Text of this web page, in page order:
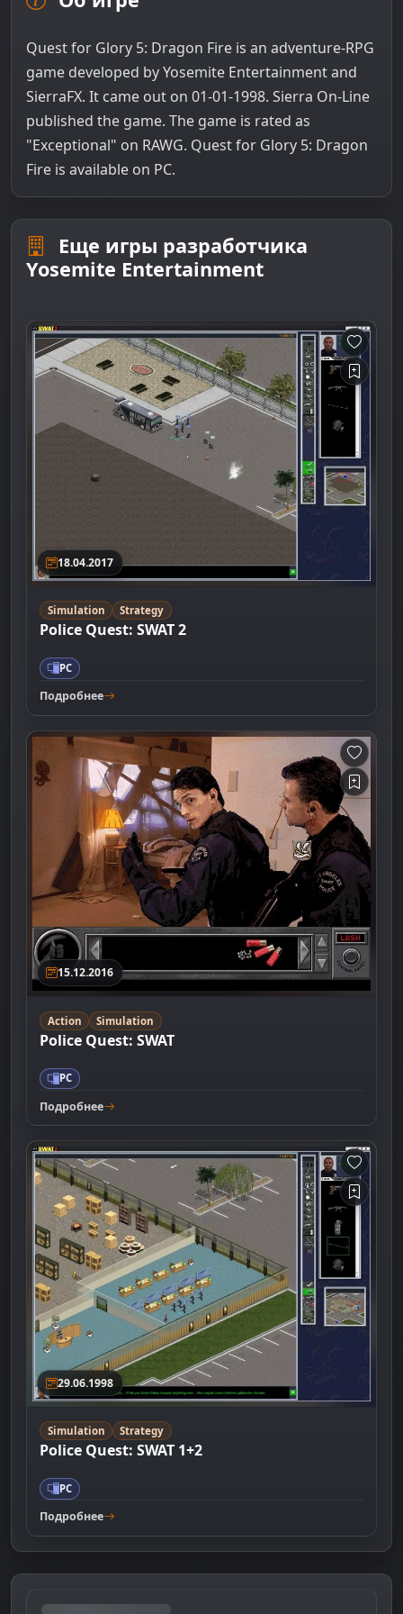
Quest for Glory 5: Dragon Fire is an adventure-RPG
game developed by Yosemite Entertainment and
SierraFX. It came out on 01-01-1998. Sierra On-Line
published the game. The game is rated as
"Exceptional" on RAWG. Quest for Glory 5: Dragon
Fire is available on PC.
Еще игры разработчика
Yosemite Entertainment
18.04.2017
Simulation Strategy
Police Quest: SWAT 2
PC
Подробнее
15.12.2016
Action Simulation
Police Quest: SWAT
PC
Подробнее
29.06.1998
Simulation Strategy
Police Quest: SWAT 1+2
PC
Подробнее